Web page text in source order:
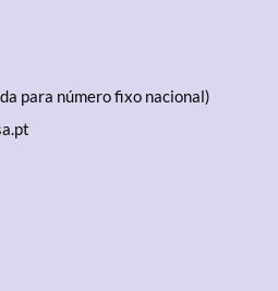
para número fixo nacional)